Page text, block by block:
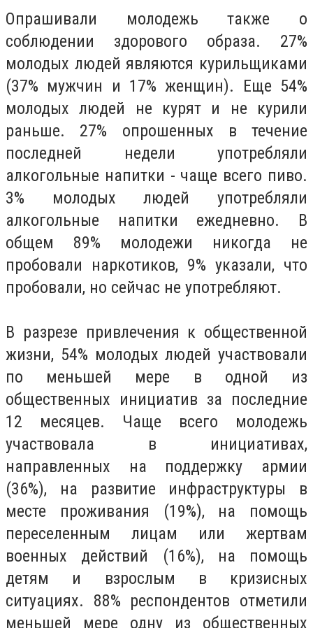
Опрашивали молодежь также о
соблюдении здорового образа. 27%
молодых людей являются курильщиками
(37% мужчин и 17% женщин). Еще 54%
молодых людей не курят и не курили
раньше. 27% опрошенных в течение
последней недели употребляли
алкогольные напитки - чаще всего пиво.
3% молодых людей употребляли
алкогольные напитки ежедневно. В
общем 89% молодежи никогда не
пробовали наркотиков, 9% указали, что
пробовали, но сейчас не употребляют.
В разрезе привлечения к общественной
жизни, 54% молодых людей участвовали
по меньшей мере в одной из
общественных инициатив за последние
12 месяцев. Чаще всего молодежь
участвовала в инициативах,
направленных на поддержку армии
(36%), на развитие инфраструктуры в
месте проживания (19%), на помощь
переселенным лицам или жертвам
военных действий (16%), на помощь
детям и взрослым в кризисных
ситуациях. 88% респондентов отметили
меньшей мере одну из общественных